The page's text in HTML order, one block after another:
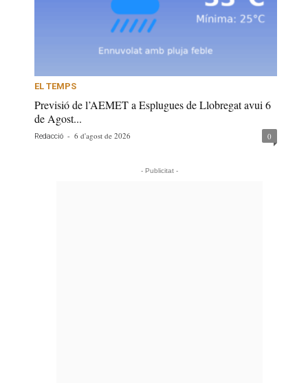
EL TEMPS
Previsió de l’AEMET a Esplugues de Llobregat avui 6
de Agost...
Redacció - 6 d'agost de 2026 0
- Publicitat -